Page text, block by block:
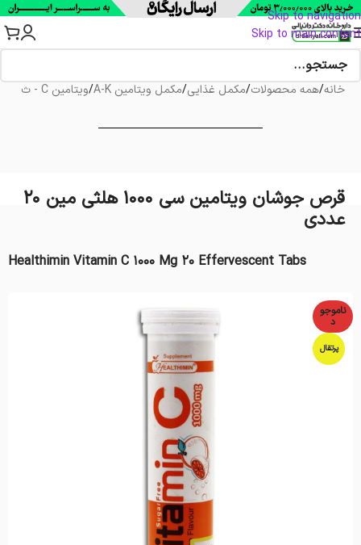
Skip to navigation
Skip to main content
خانه/همه محصولات/مکمل غذایی/مکمل ویتامین A-K /ویتامین C - ث
قرص جوشان ویتامین سی 1000 هلثی مین 20
عددی
Healthimin Vitamin C 1000 Mg 20 Effervescent Tabs
ناموجو
د
پرتقال